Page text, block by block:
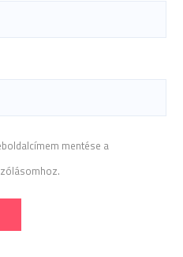
mentése a